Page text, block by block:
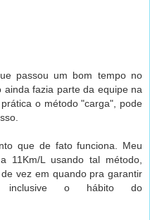
passou um bom tempo no
ainda fazia parte da equipe na
o método "carga", pode
que de fato funciona. Meu
L usando tal método,
vez em quando pra garantir
inclusive o hábito do